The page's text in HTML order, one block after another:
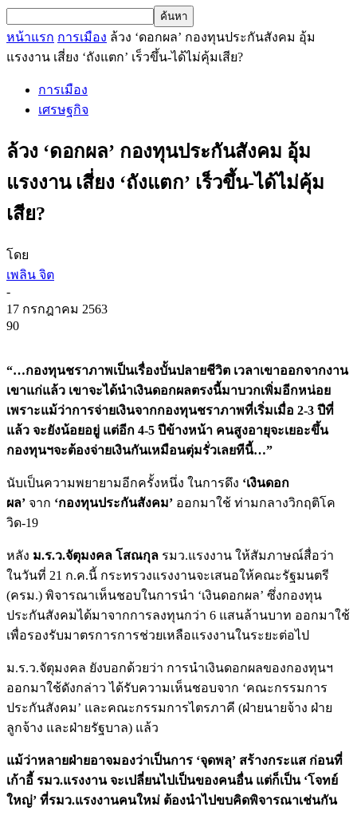
หน้าแรก การเมือง ล้วง ‘ดอกผล’ กองทุนประกันสังคม อุ้ม
แรงงาน เสี่ยง ‘ถังแตก’ เร็วขึ้น-ได้ไม่คุ้มเสีย?
การเมือง
เศรษฐกิจ
ล้วง ‘ดอกผล’ กองทุนประกันสังคม อุ้ม
แรงงาน เสี่ยง ‘ถังแตก’ เร็วขึ้น-ได้ไม่คุ้ม
เสีย?
โดย
เพลิน จิต
-
17 กรกฎาคม 2563
90
“…กองทุนชราภาพเป็นเรื่องบั้นปลายชีวิต เวลาเขาออกจากงาน
เขาแก่แล้ว เขาจะได้นำเงินดอกผลตรงนี้มาบวกเพิ่มอีกหน่อย
เพราะแม้ว่าการจ่ายเงินจากกองทุนชราภาพที่เริ่มเมื่อ 2-3 ปีที่
แล้ว จะยังน้อยอยู่ แต่อีก 4-5 ปีข้างหน้า คนสูงอายุจะเยอะขึ้น
กองทุนฯจะต้องจ่ายเงินกันเหมือนตุ่มรั่วเลยทีนี้…”
นับเป็นความพยายามอีกครั้งหนึ่ง ในการดึง ‘เงินดอก
ผล’ จาก ‘กองทุนประกันสังคม’ ออกมาใช้ ท่ามกลางวิกฤติโค
วิด-19
หลัง ม.ร.ว.จัตุมงคล โสณกุล รมว.แรงงาน ให้สัมภาษณ์สื่อว่า
ในวันที่ 21 ก.ค.นี้ กระทรวงแรงงานจะเสนอให้คณะรัฐมนตรี
(ครม.) พิจารณาเห็นชอบในการนำ ‘เงินดอกผล’ ซึ่งกองทุน
ประกันสังคมได้มาจากการลงทุนกว่า 6 แสนล้านบาท ออกมาใช้
เพื่อรองรับมาตรการการช่วยเหลือแรงงานในระยะต่อไป
ม.ร.ว.จัตุมงคล ยังบอกด้วยว่า การนำเงินดอกผลของกองทุนฯ
ออกมาใช้ดังกล่าว ได้รับความเห็นชอบจาก ‘คณะกรรมการ
ประกันสังคม’ และคณะกรรมการไตรภาคี (ฝ่ายนายจ้าง ฝ่าย
ลูกจ้าง และฝ่ายรัฐบาล) แล้ว
แม้ว่าหลายฝ่ายอาจมองว่าเป็นการ ‘จุดพลุ’ สร้างกระแส ก่อนที่
เก้าอี้ รมว.แรงงาน จะเปลี่ยนไปเป็นของคนอื่น แต่ก็เป็น ‘โจทย์
ใหญ่’ ที่รมว.แรงงานคนใหม่ ต้องนำไปขบคิดพิจารณาเช่นกัน